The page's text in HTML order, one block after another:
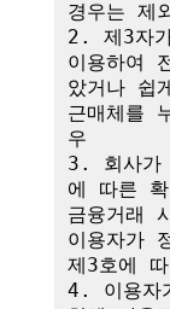
경우는 제
2. 제3자
이용하여
았거나 쉽
근매체를
우
3. 회사가
에 따른
금융거래
이용자가
제3호에
4. 이용자